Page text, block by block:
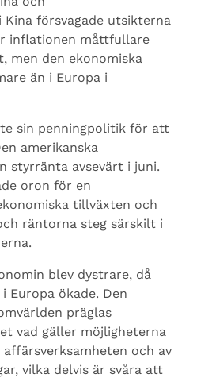
försvagade utsikterna
inflationen måttfullare
men den ekonomiska
än i Europa i
sin penningpolitik för att
amerikanska
styrränta avsevärt i juni.
oron för en
tillväxten och
räntorna steg särskilt i
blev dystrare, då
Europa ökade. Den
präglas
vad gäller möjligheterna
och av
vilka delvis är svåra att